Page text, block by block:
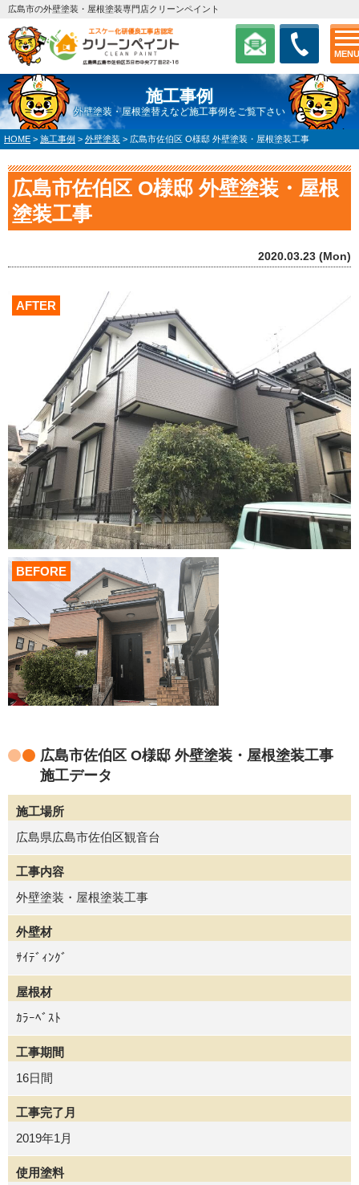
MENU
広島市の外壁塗装・屋根塗装専門店クリーンペイント
施工事例
外壁塗装・屋根塗替えなど施工事例をご覧下さい
HOME > 施工事例 > 外壁塗装 > 広島市佐伯区 O様邸 外壁塗装・屋根塗装工事
広島市佐伯区 O様邸 外壁塗装・屋根
塗装工事
2020.03.23 (Mon)
AFTER
BEFORE
広島市佐伯区 O様邸 外壁塗装・屋根塗装工事
施工データ
施工場所
広島県広島市佐伯区観音台
工事内容
外壁塗装・屋根塗装工事
外壁材
ｻｲﾃﾞｨﾝｸﾞ
屋根材
ｶﾗｰﾍﾞｽﾄ
工事期間
16日間
工事完了月
2019年1月
使用塗料